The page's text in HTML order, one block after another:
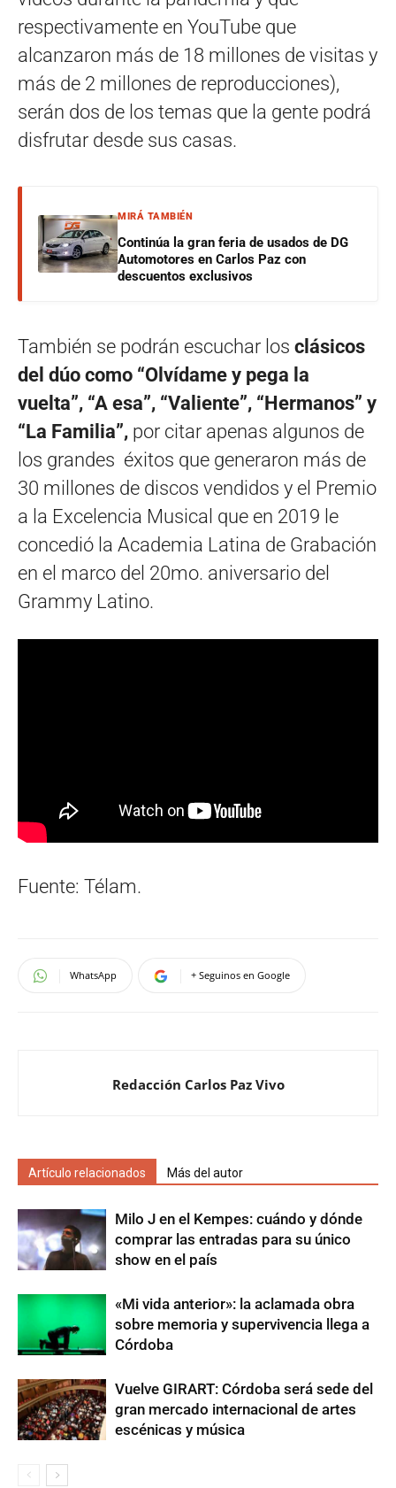
respectivamente en YouTube que
alcanzaron más de 18 millones de visitas y
más de 2 millones de reproducciones),
serán dos de los temas que la gente podrá
disfrutar desde sus casas.
MIRÁ TAMBIÉN
Continúa la gran feria de usados de DG
Automotores en Carlos Paz con
descuentos exclusivos
También se podrán escuchar los clásicos
del dúo como “Olvídame y pega la
vuelta”, “A esa”, “Valiente”, “Hermanos” y
“La Familia”, por citar apenas algunos de
los grandes éxitos que generaron más de
30 millones de discos vendidos y el Premio
a la Excelencia Musical que en 2019 le
concedió la Academia Latina de Grabación
en el marco del 20mo. aniversario del
Grammy Latino.
Fuente: Télam.
WhatsApp + Seguinos en Google
Redacción Carlos Paz Vivo
Artículo relacionados Más del autor
Milo J en el Kempes: cuándo y dónde
comprar las entradas para su único
show en el país
«Mi vida anterior»: la aclamada obra
sobre memoria y supervivencia llega a
Córdoba
Vuelve GIRART: Córdoba será sede del
gran mercado internacional de artes
escénicas y música